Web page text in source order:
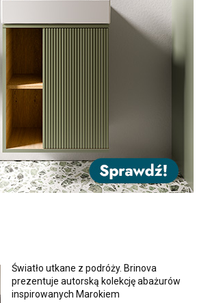
Światło utkane z podróży. Brinova
prezentuje autorską kolekcję abażurów
inspirowanych Marokiem